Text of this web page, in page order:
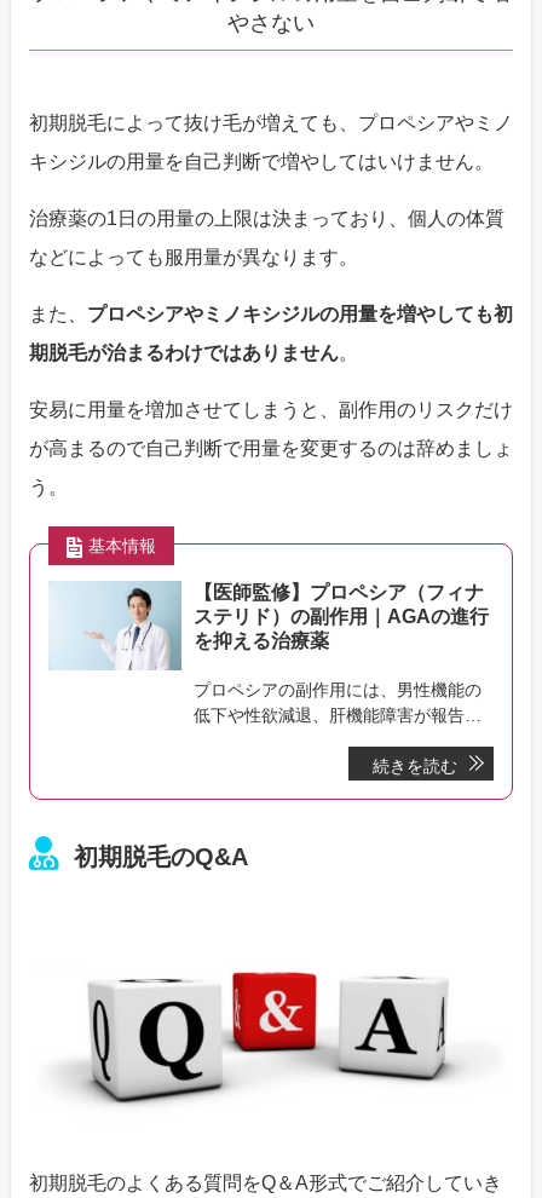
やさない
初期脱毛によって抜け毛が増えても、プロペシアやミノ
キシジルの用量を自己判断で増やしてはいけません。
治療薬の1日の用量の上限は決まっており、個人の体質
などによっても服用量が異なります。
また、 プロペシアやミノキシジルの用量を増やしても初
期脱毛が治まるわけではありません。
安易に用量を増加させてしまうと、副作用のリスクだけ
が高まるので自己判断で用量を変更するのは辞めましょ
う。
基本情報
【医師監修】プロペシア（フィナ
ステリド）の副作用｜AGAの進行
を抑える治療薬
プロペシアの副作用には、男性機能の
低下や性欲減退、肝機能障害が報告さ
る可能性もあり、その場合はED治療薬
しています。
続きを読む
初期脱毛のQ&A
初期脱毛のよくある質問をQ＆A形式でご紹介していき